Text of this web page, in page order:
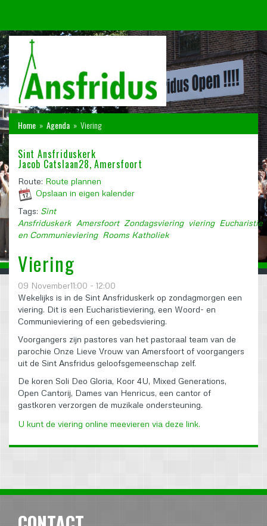
Home » Agenda » Viering
Sint Ansfriduskerk
Jacob Catslaan28, Amersfoort
Route: Route plannen
Opslaan in eigen kalender
Tags: Sint
Ansfriduskerk Amersfoort Zondagsviering viering Eucharistie
en Communieviering Rooms Katholiek
Viering
09 November11:00 - 12:00
Wekelijks is in de Sint Ansfriduskerk op zondagmorgen een
viering. Dit is een Eucharistieviering, een Woord- en
Communieviering of een gebedsviering.
Voorgangers zijn pastores van het pastoraal team van de
parochie Onze Lieve Vrouw van Amersfoort of voorgangers
uit de Sint Ansfridus geloofsgemeenschap zelf.
De koren Soli Deo Gloria, Koor 4U, Mixed Generations,
Open Cantorij, Dames van Henricus, een cantor of
gastkoren verzorgen de muzikale ondersteuning.
U kunt de viering online meevieren via deze link.